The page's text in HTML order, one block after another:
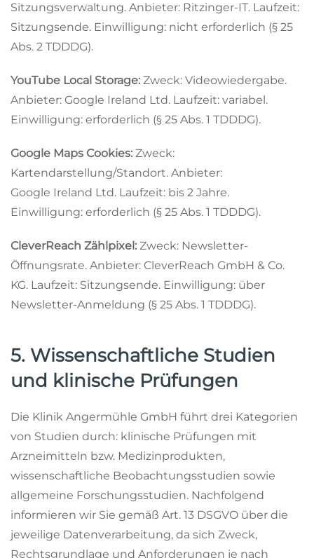
Sitzungsverwaltung. Anbieter: Ritzinger-IT. Laufzeit:
Sitzungsende. Einwilligung: nicht erforderlich (§ 25
Abs. 2 TDDDG).
YouTube Local Storage: Zweck: Videowiedergabe.
Anbieter: Google Ireland Ltd. Laufzeit: variabel.
Einwilligung: erforderlich (§ 25 Abs. 1 TDDDG).
Google Maps Cookies: Zweck:
Kartendarstellung/Standort. Anbieter:
Google Ireland Ltd. Laufzeit: bis 2 Jahre.
Einwilligung: erforderlich (§ 25 Abs. 1 TDDDG).
CleverReach Zählpixel: Zweck: Newsletter-
Öffnungsrate. Anbieter: CleverReach GmbH & Co.
KG. Laufzeit: Sitzungsende. Einwilligung: über
Newsletter-Anmeldung (§ 25 Abs. 1 TDDDG).
5. Wissenschaftliche Studien
und klinische Prüfungen
Die Klinik Angermühle GmbH führt drei Kategorien
von Studien durch: klinische Prüfungen mit
Arzneimitteln bzw. Medizinprodukten,
wissenschaftliche Beobachtungsstudien sowie
allgemeine Forschungsstudien. Nachfolgend
informieren wir Sie gemäß Art. 13 DSGVO über die
jeweilige Datenverarbeitung, da sich Zweck,
Rechtsgrundlage und Anforderungen je nach